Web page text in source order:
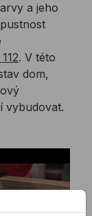
a jeho
. V této
dom,
vybudovat.